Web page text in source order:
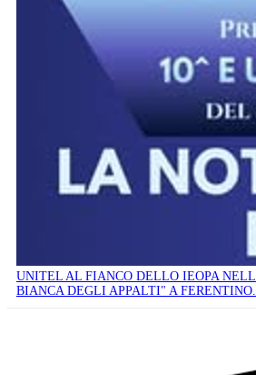
UNITEL AL FIANCO DELLO IEOPA
BIANCA DEGLI APPALTI" A FERENTINO.